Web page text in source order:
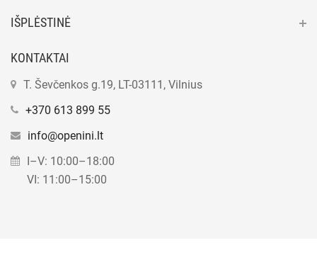
IŠPLĖSTINĖ
KONTAKTAI
T. Ševčenkos g.19, LT-03111, Vilnius
+370 613 899 55
info@openini.lt
I–V: 10:00–18:00
VI: 11:00–15:00